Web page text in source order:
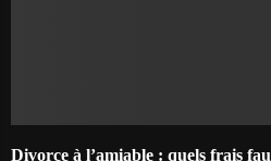
Divorce à l’amiable : quels frais